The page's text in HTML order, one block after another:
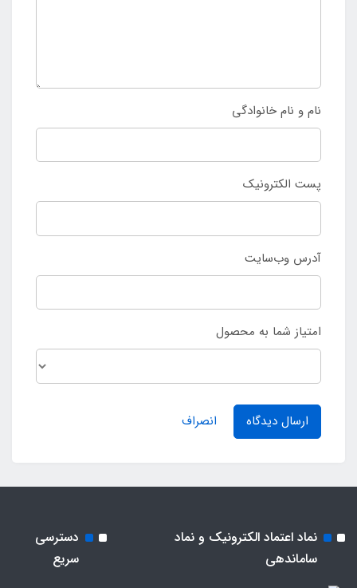
نام و نام خانوادگی
پست الکترونیک
آدرس وب‌سایت
امتیاز شما به محصول
ارسال دیدگاه انصراف
نماد اعتماد الکترونیک و نماد
ساماندهی
دسترسی
سریع